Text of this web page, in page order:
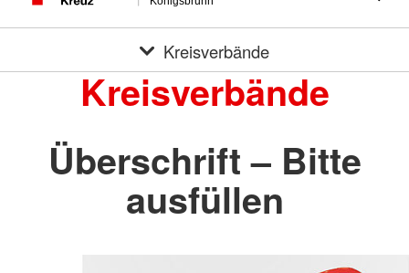
Kreisverbände
Kreisverbände
Überschrift – Bitte
ausfüllen